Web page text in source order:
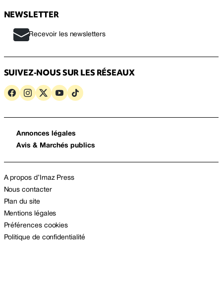
NEWSLETTER
Recevoir les newsletters
SUIVEZ-NOUS SUR LES RÉSEAUX
Annonces légales
Avis & Marchés publics
A propos d’Imaz Press
Nous contacter
Plan du site
Mentions légales
Préférences cookies
Politique de confidentialité